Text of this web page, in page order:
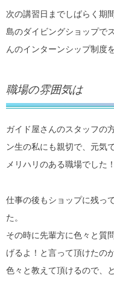
次の講習日までしばらく期
島のダイビングショップで
んのインターンシップ制度
職場の雰囲気は
ガイド屋さんのスタッフの
ン生の私にも親切で、元気
メリハリのある職場でした！
仕事の後もショップに残っ
た。
その時に先輩方に色々と質
げるよ！と言って頂けたの
色々と教えて頂けるので、